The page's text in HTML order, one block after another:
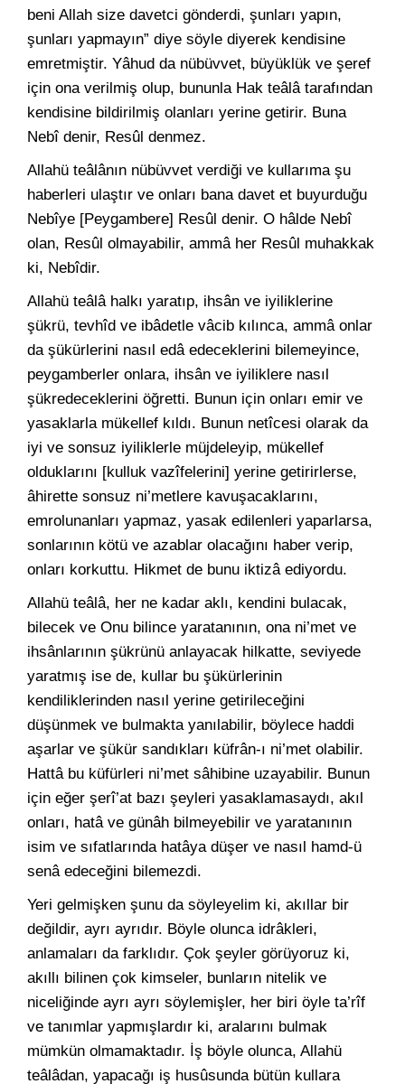
beni Allah size davetci gönderdi, şunları yapın,
şunları yapmayın” diye söyle diyerek kendisine
emretmiştir. Yâhud da nübüvvet, büyüklük ve şeref
için ona verilmiş olup, bununla Hak teâlâ tarafından
kendisine bildirilmiş olanları yerine getirir. Buna
Nebî denir, Resûl denmez.
Allahü teâlânın nübüvvet verdiği ve kullarıma şu
haberleri ulaştır ve onları bana davet et buyurduğu
Nebîye [Peygambere] Resûl denir. O hâlde Nebî
olan, Resûl olmayabilir, ammâ her Resûl muhakkak
ki, Nebîdir.
Allahü teâlâ halkı yaratıp, ihsân ve iyiliklerine
şükrü, tevhîd ve ibâdetle vâcib kılınca, ammâ onlar
da şükürlerini nasıl edâ edeceklerini bilemeyince,
peygamberler onlara, ihsân ve iyiliklere nasıl
şükredeceklerini öğretti. Bunun için onları emir ve
yasaklarla mükellef kıldı. Bunun netîcesi olarak da
iyi ve sonsuz iyiliklerle müjdeleyip, mükellef
olduklarını [kulluk vazîfelerini] yerine getirirlerse,
âhirette sonsuz ni’metlere kavuşacaklarını,
emrolunanları yapmaz, yasak edilenleri yaparlarsa,
sonlarının kötü ve azablar olacağını haber verip,
onları korkuttu. Hikmet de bunu iktizâ ediyordu.
Allahü teâlâ, her ne kadar aklı, kendini bulacak,
bilecek ve Onu bilince yaratanının, ona ni’met ve
ihsânlarının şükrünü anlayacak hilkatte, seviyede
yaratmış ise de, kullar bu şükürlerinin
kendiliklerinden nasıl yerine getirileceğini
düşünmek ve bulmakta yanılabilir, böylece haddi
aşarlar ve şükür sandıkları küfrân-ı ni’met olabilir.
Hattâ bu küfürleri ni’met sâhibine uzayabilir. Bunun
için eğer şerî’at bazı şeyleri yasaklamasaydı, akıl
onları, hatâ ve günâh bilmeyebilir ve yaratanının
isim ve sıfatlarında hatâya düşer ve nasıl hamd-ü
senâ edeceğini bilemezdi.
Yeri gelmişken şunu da söyleyelim ki, akıllar bir
değildir, ayrı ayrıdır. Böyle olunca idrâkleri,
anlamaları da farklıdır. Çok şeyler görüyoruz ki,
akıllı bilinen çok kimseler, bunların nitelik ve
niceliğinde ayrı ayrı söylemişler, her biri öyle ta’rîf
ve tanımlar yapmışlardır ki, aralarını bulmak
mümkün olmamaktadır. İş böyle olunca, Allahü
teâlâdan, yapacağı iş husûsunda bütün kullara